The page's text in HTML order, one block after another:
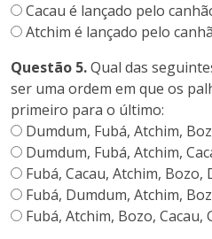
Cacau é lançado pelo
Atchim é lançado pelo
Questão 5.Qual das
ser uma ordem em que os
primeiro para o último:
Dumdum, Fubá, Atchim,
Dumdum, Fubá, Atchim,
Fubá, Cacau, Atchim, Bozo,
Fubá, Dumdum, Atchim,
Fubá, Atchim, Bozo, Cacau,